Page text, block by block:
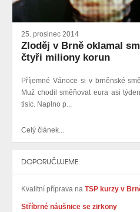
25. prosinec 2014
Zloděj v Brně oklamal
čtyři miliony korun
Příjemné Vánoce si v brněnské
Muž chodil směňovat eura asi
tisíc. Naplno p...
Celý článek...
DOPORUČUJEME:
Kvalitní příprava na TSP kurzy v
Stříbrné náušnice se zirkony